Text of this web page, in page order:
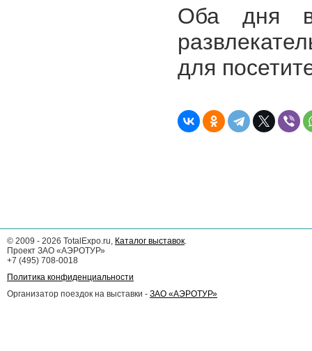
Оба дня
для
© 2009 - 2026 TotalExpo.ru, Каталог выставок.
Проект ЗАО «АЭРОТУР»
+7 (495) 708-0018
Политика конфиденциальности
Организатор поездок на выставки - ЗАО «АЭРОТУР»